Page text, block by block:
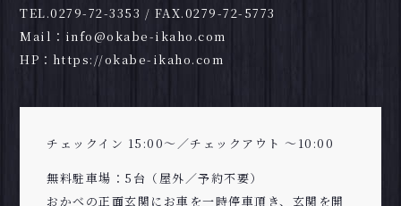
TEL.0279-72-3353 / FAX.0279-72-5773
Mail： info@okabe-ikaho.com
HP： https://okabe-ikaho.com
チェックイン 15:00～／チェックアウト ～10:00
無料駐車場：5台（屋外／予約不要）
おかべの正面玄関にお車を一時停車頂き、玄関を開